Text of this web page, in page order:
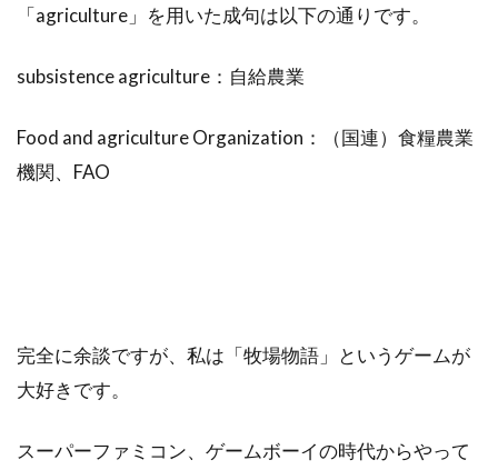
「agriculture」を用いた成句は以下の通りです。
subsistence agriculture：自給農業
Food and agriculture Organization：（国連）食糧農業
機関、FAO
完全に余談ですが、私は「牧場物語」というゲームが
大好きです。
スーパーファミコン、ゲームボーイの時代からやって